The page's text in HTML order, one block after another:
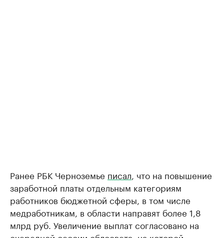
Ранее РБК Черноземье писал, что на повышение
заработной платы отдельным категориям
работников бюджетной сферы, в том числе
медработникам, в области направят более 1,8
млрд руб. Увеличение выплат согласовано на